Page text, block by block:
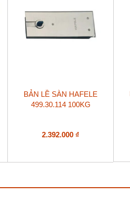
BẢN LỀ SÀN HAFELE
499.30.114 100KG
2.392.000 ₫